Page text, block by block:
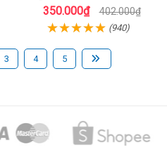
Giới
350.000₫ 402.000₫
(940)
3 4 5